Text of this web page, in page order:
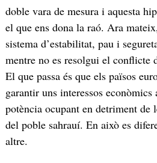
doble vara de mesura i aquesta
el que ens dona la raó. Ara
sistema d’estabilitat, pau i
mentre no es resolgui el conflicte
El que passa és que els països
garantir uns interessos
potència ocupant en detriment de
del poble sahrauí. En això es
altre.